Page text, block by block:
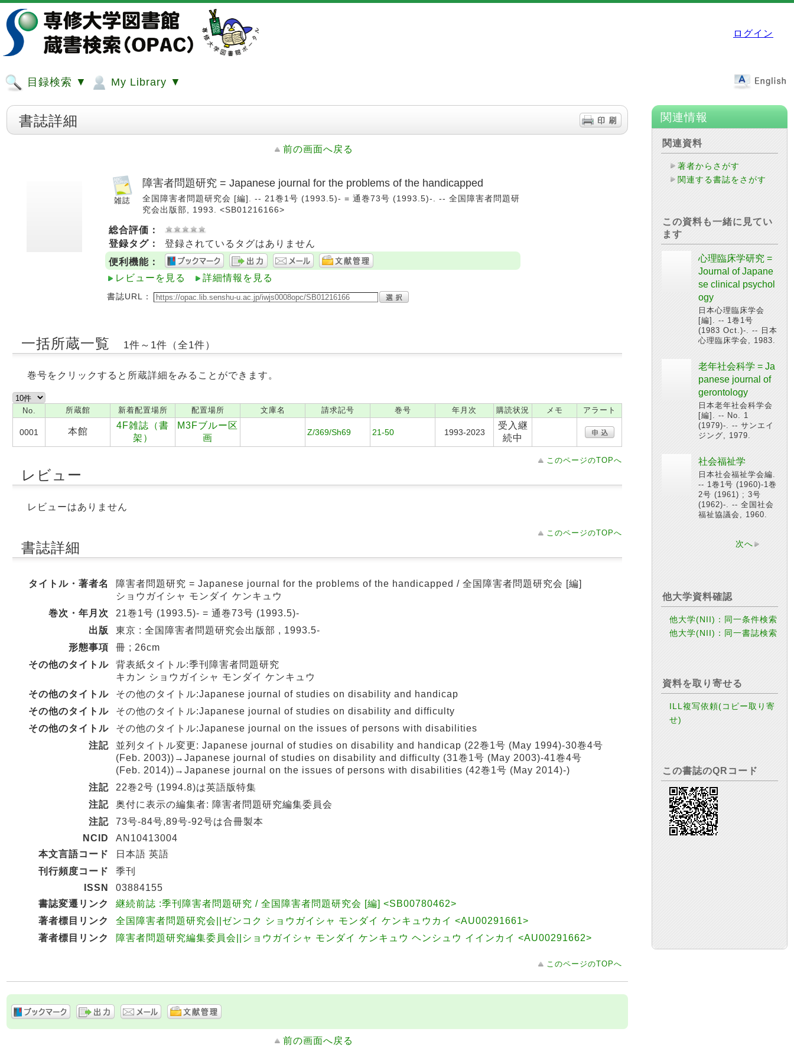
ログイン
目録検索 ▼ My Library ▼
書誌詳細
前の画面へ戻る
障害者問題研究 = Japanese journal for the problems of the handicapped
全国障害者問題研究会 [編]. -- 21巻1号 (1993.5)- = 通巻73号 (1993.5)-. -- 全国障害者問題研
究会出版部, 1993. <SB01216166>
総合評価：
登録タグ：
登録されているタグはありません
便利機能：
レビューを見る
詳細情報を見る
書誌URL：
一括所蔵一覧 1件～1件（全1件）
巻号をクリックすると所蔵詳細をみることができます。
No. 所蔵館 新着配置場所 配置場所 文庫名 請求記号 巻号 年月次 購読状況 メモ アラート
0001 本館
4F雑誌（書
架）
M3Fブルー区
画
Z/369/Sh69 21-50 1993-2023
受入継
続中
このページのTOPへ
レビュー
レビューはありません
このページのTOPへ
書誌詳細
タイトル・著者名
障害者問題研究 = Japanese journal for the problems of the handicapped / 全国障害者問題研究会 [編]
ショウガイシャ モンダイ ケンキュウ
巻次・年月次
21巻1号 (1993.5)- = 通巻73号 (1993.5)-
出版
東京 : 全国障害者問題研究会出版部 , 1993.5-
形態事項
冊 ; 26cm
その他のタイトル
背表紙タイトル:季刊障害者問題研究
キカン ショウガイシャ モンダイ ケンキュウ
その他のタイトル
その他のタイトル:Japanese journal of studies on disability and handicap
その他のタイトル
その他のタイトル:Japanese journal of studies on disability and difficulty
その他のタイトル
その他のタイトル:Japanese journal on the issues of persons with disabilities
注記
並列タイトル変更: Japanese journal of studies on disability and handicap (22巻1号 (May 1994)-30巻4号
(Feb. 2003))→Japanese journal of studies on disability and difficulty (31巻1号 (May 2003)-41巻4号
(Feb. 2014))→Japanese journal on the issues of persons with disabilities (42巻1号 (May 2014)-)
注記
22巻2号 (1994.8)は英語版特集
注記
奥付に表示の編集者: 障害者問題研究編集委員会
注記
73号‐84号,89号-92号は合冊製本
NCID
AN10413004
本文言語コード
日本語 英語
刊行頻度コード
季刊
ISSN
03884155
書誌変遷リンク
継続前誌 :季刊障害者問題研究 / 全国障害者問題研究会 [編] <SB00780462>
著者標目リンク
全国障害者問題研究会||ゼンコク ショウガイシャ モンダイ ケンキュウカイ <AU00291661>
著者標目リンク
障害者問題研究編集委員会||ショウガイシャ モンダイ ケンキュウ ヘンシュウ イインカイ <AU00291662>
このページのTOPへ
前の画面へ戻る
関連情報
関連資料
著者からさがす
関連する書誌をさがす
この資料も一緒に見てい
ます
心理臨床学研究 =
Journal of Japane
se clinical psychol
ogy
日本心理臨床学会
[編]. -- 1巻1号
(1983 Oct.)-. -- 日本
心理臨床学会, 1983.
老年社会科学 = Ja
panese journal of
gerontology
日本老年社会科学会
[編]. -- No. 1
(1979)-. -- サンエイ
ジング, 1979.
社会福祉学
日本社会福祉学会編.
-- 1巻1号 (1960)-1巻
2号 (1961) ; 3号
(1962)-. -- 全国社会
福祉協議会, 1960.
次へ
他大学資料確認
他大学(NII)：同一条件検索
他大学(NII)：同一書誌検索
資料を取り寄せる
ILL複写依頼(コピー取り寄
せ)
この書誌のQRコード